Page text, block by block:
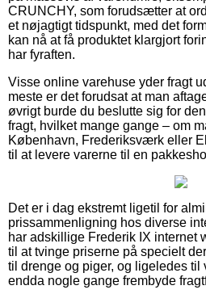
CRUNCHY, som forudsætter at
et nøjagtigt tidspunkt, med det
kan nå at få produktet klargjort
har fyraften.
Visse online varehuse yder fragt
meste er det forudsat at man
øvrigt burde du beslutte sig for
fragt, hvilket mange gange – om
København, Frederiksværk eller
til at levere varerne til en
Det er i dag ekstremt ligetil for
prissammenligning hos diverse
har adskillige Frederik IX internet
til at tvinge priserne på specielt
til drenge og piger, og ligeledes til
endda nogle gange frembyde